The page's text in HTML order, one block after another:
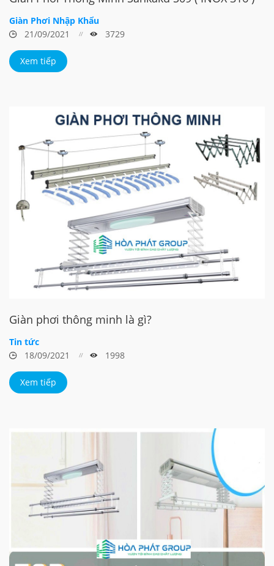
Giàn Phơi Nhập Khẩu
21/09/2021
3729
Xem tiếp
Giàn phơi thông minh là gì?
Tin tức
18/09/2021
1998
Xem tiếp